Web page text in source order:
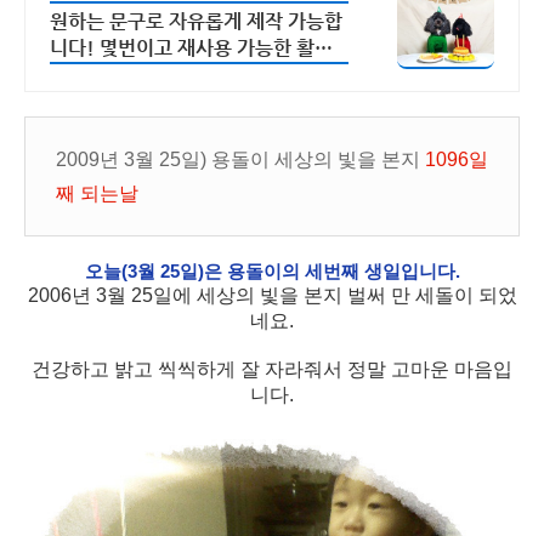
원하는 문구로 자유롭게 제작 가능합
니다! 몇번이고 재사용 가능한 활용
2009년 3월 25일) 용돌이 세상의 빛을 본지 1096일
째 되는날
오늘(3월 25일)은 용돌이의 세번째 생일입니다.
2006년 3월 25일에 세상의 빛을 본지 벌써 만 세돌이 되었
네요.
건강하고 밝고 씩씩하게 잘 자라줘서 정말 고마운 마음입
니다.